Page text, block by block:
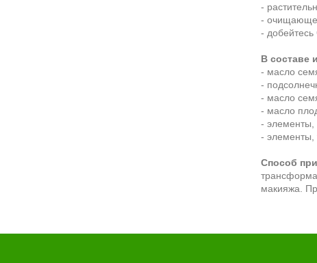
-
- очищающее
- добейтесь
В составе
- масло
-
- масло
- масло
- элементы,
- элементы,
Способ
макияжа.